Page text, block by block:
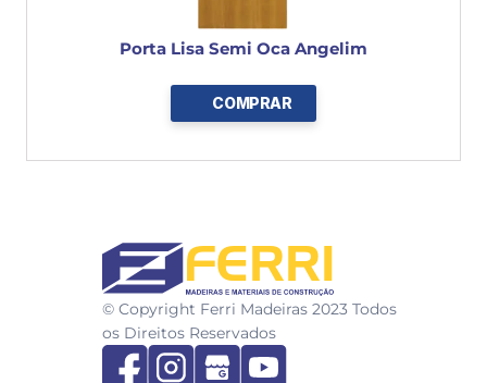
Porta Lisa Semi Oca Angelim
COMPRAR
FERRI
© Copyright Ferri Madeiras 2023 Todos
os Direitos Reservados